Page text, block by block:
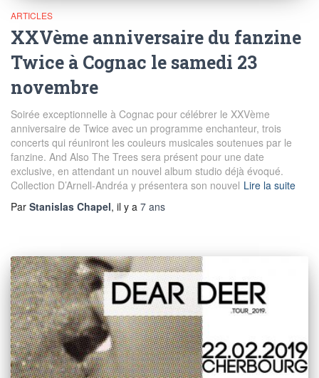
ARTICLES
XXVème anniversaire du fanzine
Twice à Cognac le samedi 23
novembre
Soirée exceptionnelle à Cognac pour célébrer le XXVème
anniversaire de Twice avec un programme enchanteur, trois
concerts qui réuniront les couleurs musicales soutenues par le
fanzine. And Also The Trees sera présent pour une date
exclusive, en attendant un nouvel album studio déjà évoqué.
Collection D’Arnell-Andréa y présentera son nouvel Lire la suite
Par Stanislas Chapel, il y a 7 ans